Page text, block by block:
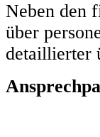
Neben den
über
detaillierter